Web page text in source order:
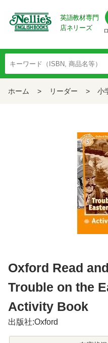
英語教材専門
店ネリーズ
ホーム > リーダー > 小
Oxford Read
Trouble on the
Activity Book
出版社:Oxford